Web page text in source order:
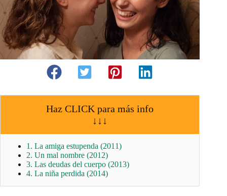
Haz CLICK para más info
↓↓↓
1. La amiga estupenda (2011)
2. Un mal nombre (2012)
3. Las deudas del cuerpo (2013)
4. La niña perdida (2014)